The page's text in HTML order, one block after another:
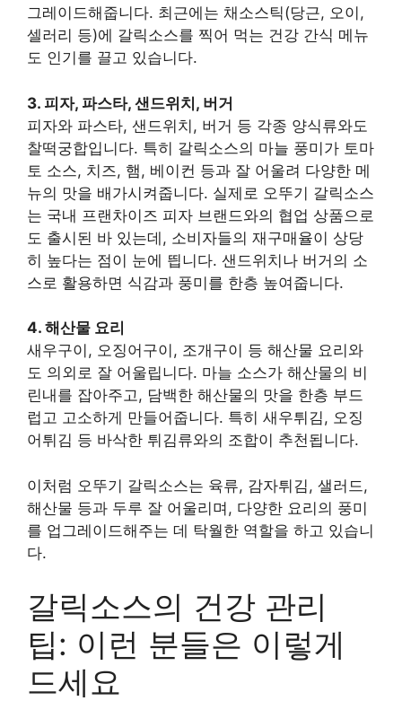
그레이드해줍니다. 최근에는 채소스틱(당근, 오이,
셀러리 등)에 갈릭소스를 찍어 먹는 건강 간식 메뉴
도 인기를 끌고 있습니다.
3. 피자, 파스타, 샌드위치, 버거
피자와 파스타, 샌드위치, 버거 등 각종 양식류와도
찰떡궁합입니다. 특히 갈릭소스의 마늘 풍미가 토마
토 소스, 치즈, 햄, 베이컨 등과 잘 어울려 다양한 메
뉴의 맛을 배가시켜줍니다. 실제로 오뚜기 갈릭소스
는 국내 프랜차이즈 피자 브랜드와의 협업 상품으로
도 출시된 바 있는데, 소비자들의 재구매율이 상당
히 높다는 점이 눈에 띕니다. 샌드위치나 버거의 소
스로 활용하면 식감과 풍미를 한층 높여줍니다.
4. 해산물 요리
새우구이, 오징어구이, 조개구이 등 해산물 요리와
도 의외로 잘 어울립니다. 마늘 소스가 해산물의 비
린내를 잡아주고, 담백한 해산물의 맛을 한층 부드
럽고 고소하게 만들어줍니다. 특히 새우튀김, 오징
어튀김 등 바삭한 튀김류와의 조합이 추천됩니다.
이처럼 오뚜기 갈릭소스는 육류, 감자튀김, 샐러드,
해산물 등과 두루 잘 어울리며, 다양한 요리의 풍미
를 업그레이드해주는 데 탁월한 역할을 하고 있습니
다.
갈릭소스의 건강 관리
팁: 이런 분들은 이렇게
드세요